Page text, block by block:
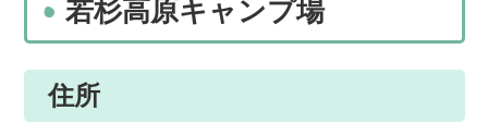
若杉高原キャンプ場
住所